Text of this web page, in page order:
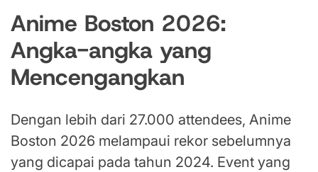
Anime Boston 2026:
Angka-angka yang
Mencengangkan
Dengan lebih dari 27.000 attendees, Anime
Boston 2026 melampaui rekor sebelumnya
yang dicapai pada tahun 2024. Event yang